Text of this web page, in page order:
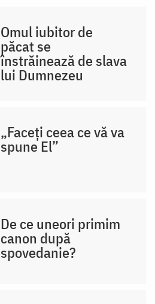
Omul iubitor de
păcat se
înstrăinează de slava
lui Dumnezeu
„Faceți ceea ce vă va
spune El”
De ce uneori primim
canon după
spovedanie?